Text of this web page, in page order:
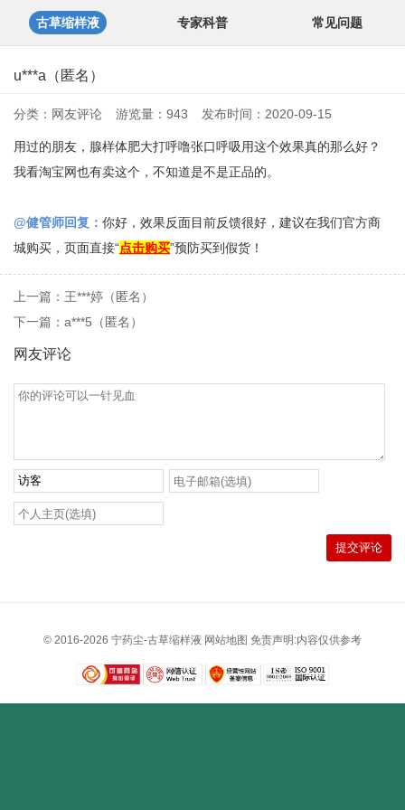
古草缩样液 专家科普 常见问题
u***a（匿名）
分类： 网友评论 游览量：943 发布时间：2020-09-15
用过的朋友，腺样体肥大打呼噜张口呼吸用这个效果真的那么好？
我看淘宝网也有卖这个，不知道是不是正品的。
@健管师回复： 你好，效果反面目前反馈很好，建议在我们官方商
城购买，页面直接“点击购买”预防买到假货！
上一篇：王***婷（匿名）
下一篇：a***5（匿名）
网友评论
提交评论
© 2016-2026 宁药尘-古草缩样液 网站地图 免责声明:内容仅供参考